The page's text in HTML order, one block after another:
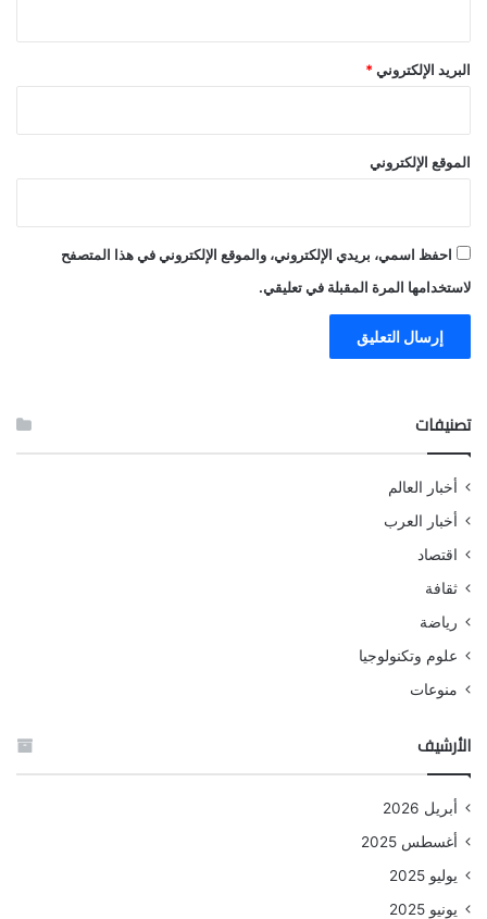
البريد الإلكتروني *
الموقع الإلكتروني
احفظ اسمي، بريدي الإلكتروني، والموقع الإلكتروني في هذا المتصفح
لاستخدامها المرة المقبلة في تعليقي.
تصنيفات
أخبار العالم
أخبار العرب
اقتصاد
ثقافة
رياضة
علوم وتكنولوجيا
منوعات
الأرشيف
أبريل 2026
أغسطس 2025
يوليو 2025
يونيو 2025